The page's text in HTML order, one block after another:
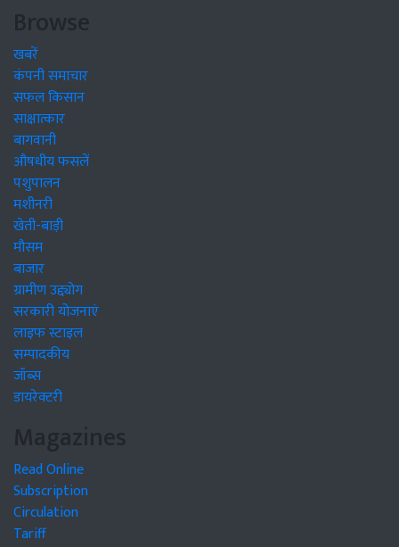
Browse
खबरें
कंपनी समाचार
सफल किसान
साक्षात्कार
बागवानी
औषधीय फसलें
पशुपालन
मशीनरी
खेती-बाड़ी
मौसम
बाजार
ग्रामीण उद्द्योग
सरकारी योजनाएं
लाइफ स्टाइल
सम्पादकीय
जॉब्स
डायरेक्टरी
Magazines
Read Online
Subscription
Circulation
Tariff